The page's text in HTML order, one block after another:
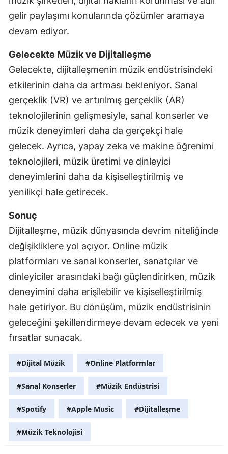
gelir paylaşımı konularında çözümler aramaya
devam ediyor.
Gelecekte Müzik ve Dijitalleşme
Gelecekte, dijitalleşmenin müzik endüstrisindeki
etkilerinin daha da artması bekleniyor. Sanal
gerçeklik (VR) ve artırılmış gerçeklik (AR)
teknolojilerinin gelişmesiyle, sanal konserler ve
müzik deneyimleri daha da gerçekçi hale
gelecek. Ayrıca, yapay zeka ve makine öğrenimi
teknolojileri, müzik üretimi ve dinleyici
deneyimlerini daha da kişiselleştirilmiş ve
yenilikçi hale getirecek.
Sonuç
Dijitalleşme, müzik dünyasında devrim niteliğinde
değişikliklere yol açıyor. Online müzik
platformları ve sanal konserler, sanatçılar ve
dinleyiciler arasındaki bağı güçlendirirken, müzik
deneyimini daha erişilebilir ve kişiselleştirilmiş
hale getiriyor. Bu dönüşüm, müzik endüstrisinin
geleceğini şekillendirmeye devam edecek ve yeni
fırsatlar sunacak.
#Dijital Müzik #Online Platformlar
#Sanal Konserler #Müzik Endüstrisi
#Spotify #Apple Music #Dijitalleşme
#Müzik Teknolojisi